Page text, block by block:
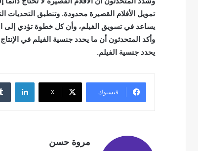
تمويل الأفلام القصيرة محدودة. وتنطبق التحديات
يساعد في تسويق الفيلم، وأن كل خطوة تؤدي إلى
وأكد المتحدثون أن ما يحدد جنسية الفيلم في
يحدد جنسية الفيلم.
فيسبوك ‫X
مروة حسن